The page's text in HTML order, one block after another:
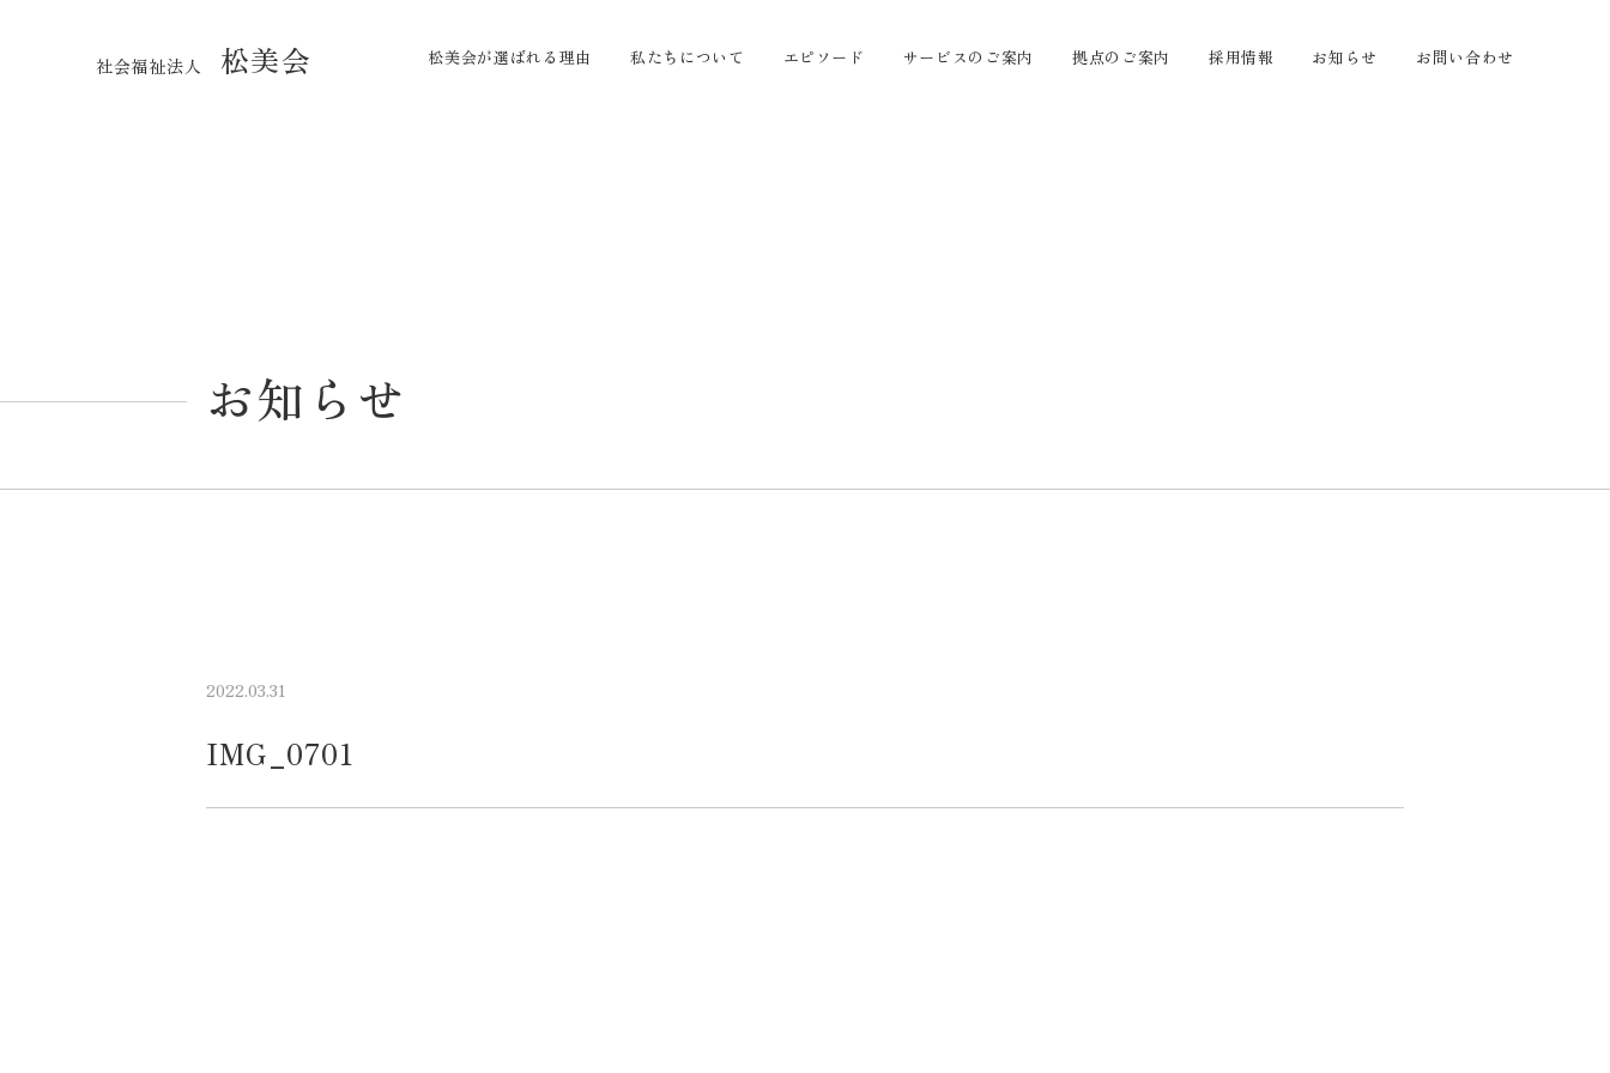
社会福祉法人 松美会 松美会が選ばれる理由 私たちについて エピソード サービスのご案内 拠点のご案内 採用情報 お知らせ お問い合わせ
お知らせ
2022.03.31
IMG_0701